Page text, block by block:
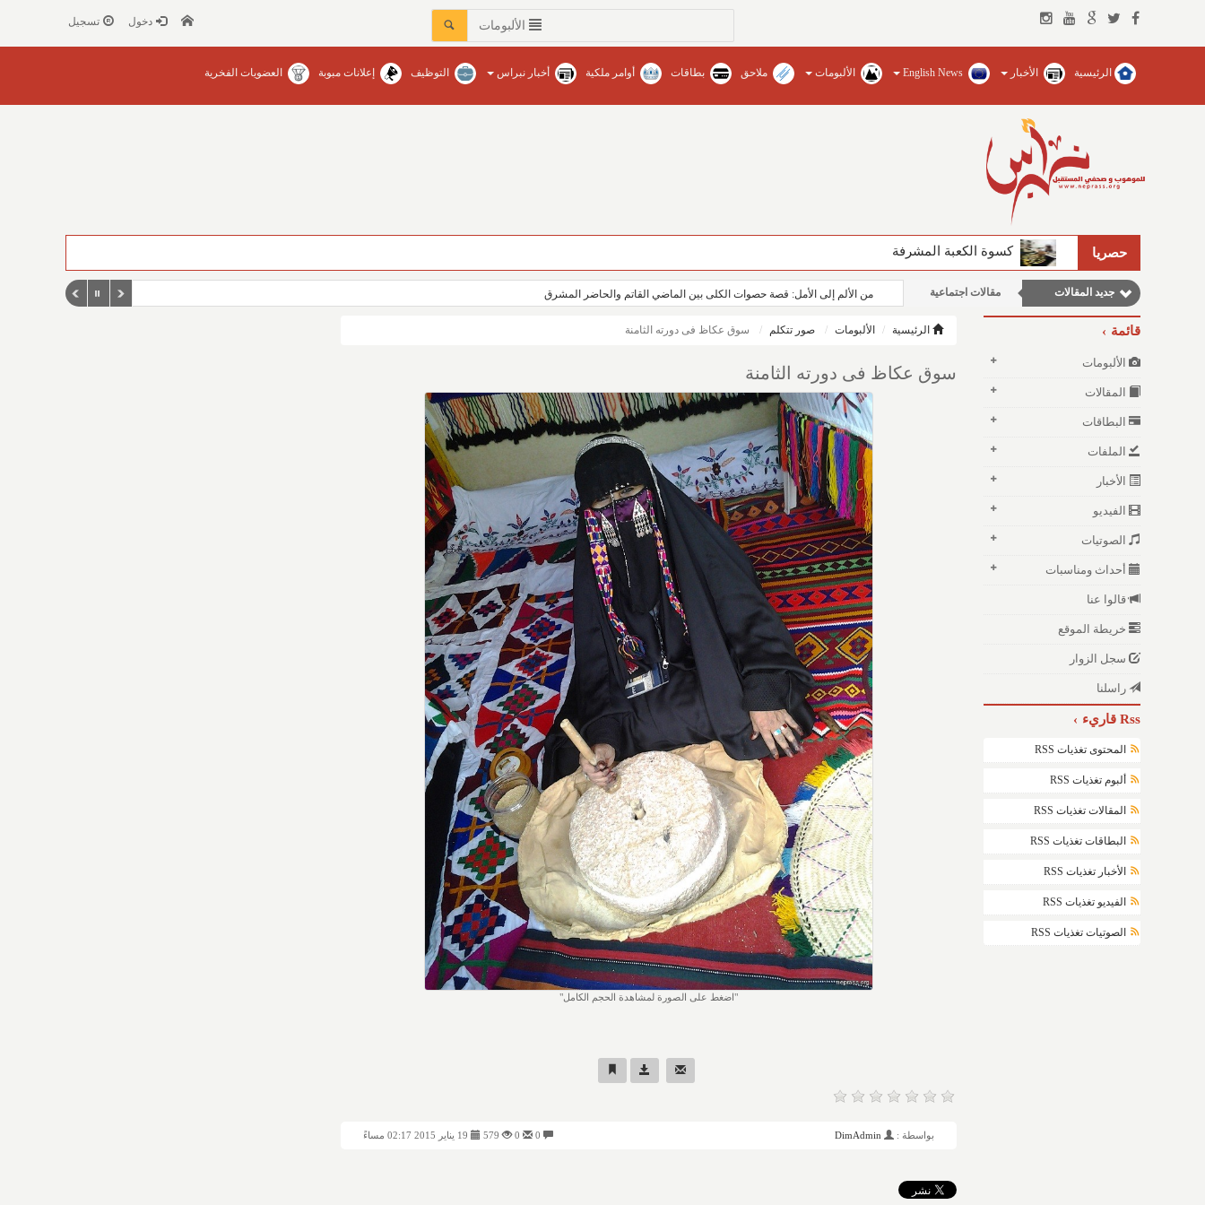
الألبومات دخول تسجيل
الرئيسية الأخبار English News الألبومات ملاحق بطاقات أوامر ملكية أخبار نبراس التوظيف إعلانات مبوبة العضويات الفخرية
حصريا كسوة الكعبة المشرفة
جديد المقالات مقالات اجتماعية
وطنية
مقالات إقتصادية
من الألم إلى الأمل: قصة حصوات الكلى بين الماضي القاتم والحاضر المشرق
قائمة
الألبومات
المقالات
البطاقات
الملفات
الأخبار
الفيديو
الصوتيات
أحداث ومناسبات
قالوا عنا
خريطة الموقع
سجل الزوار
راسلنا
Rss قاريء
المحتوى تغذيات RSS
ألبوم تغذيات RSS
المقالات تغذيات RSS
البطاقات تغذيات RSS
الأخبار تغذيات RSS
الفيديو تغذيات RSS
الصوتيات تغذيات RSS
الرئيسية الألبومات صور تتكلم سوق عكاظ فى دورته الثامنة
سوق عكاظ فى دورته الثامنة
اضغط على الصورة لمشاهدة الحجم الكامل
بواسطة : DimAdmin
579